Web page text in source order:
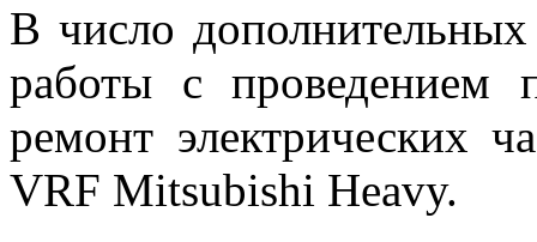
В число дополнительных
работы с проведением
ремонт электрических
VRF Mitsubishi Heavy.